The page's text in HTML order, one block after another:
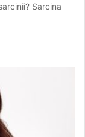
Sarcina